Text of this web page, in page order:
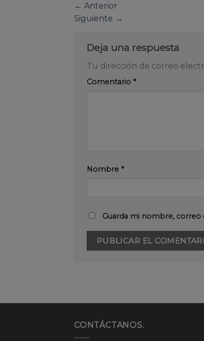
← Anterior
Siguiente →
Deja una respuesta
Tu dirección de correo
Comentario *
Nombre *
Guarda mi nombre,
CONTÁCTANOS.